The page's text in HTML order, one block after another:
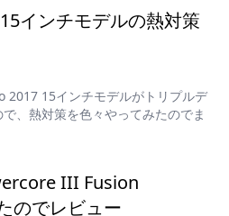
インチモデルの熱対策
2017 15インチモデルがトリプルデ
、熱対策を色々やってみたのでま
III Fusion
のでレビュー